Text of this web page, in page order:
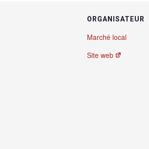
ORGANISATEUR
Marché local
Site web